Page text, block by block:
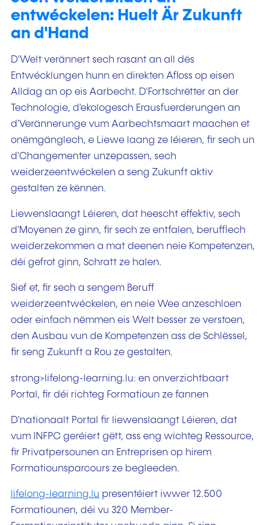
entwéckelen: Huelt Är Zukunft
an d'Hand
D'Welt verännert sech rasant an all dës
Entwécklungen hunn en direkten Afloss op eisen
Alldag an op eis Aarbecht. D'Fortschrëtter an der
Technologie, d'ekologesch Erausfuerderungen an
d'Verännerunge vum Aarbechtsmaart maachen et
onëmgänglech, e Liewe laang ze léieren, fir sech un
d'Changementer unzepassen, sech
weiderzeentwéckelen a seng Zukunft aktiv
gestalten ze kënnen.
Liewenslaangt Léieren, dat heescht effektiv, sech
d'Moyenen ze ginn, fir sech ze entfalen, berufflech
weiderzekommen a mat deenen neie Kompetenzen,
déi gefrot ginn, Schratt ze halen.
Sief et, fir sech a sengem Beruff
weiderzeentwéckelen, en neie Wee anzeschloen
oder einfach nëmmen eis Welt besser ze verstoen,
den Ausbau vun de Kompetenzen ass de Schlëssel,
fir seng Zukunft a Rou ze gestalten.
strong>lifelong-learning.lu: en onverzichtbaart
Portal, fir déi richteg Formatioun ze fannen
D'nationaalt Portal fir liewenslaangt Léieren, dat
vum INFPC geréiert gëtt, ass eng wichteg Ressource,
fir Privatpersounen an Entreprisen op hirem
Formatiounsparcours ze begleeden.
lifelong-learning.lu presentéiert iwwer 12.500
Formatiounen, déi vu 320 Member-